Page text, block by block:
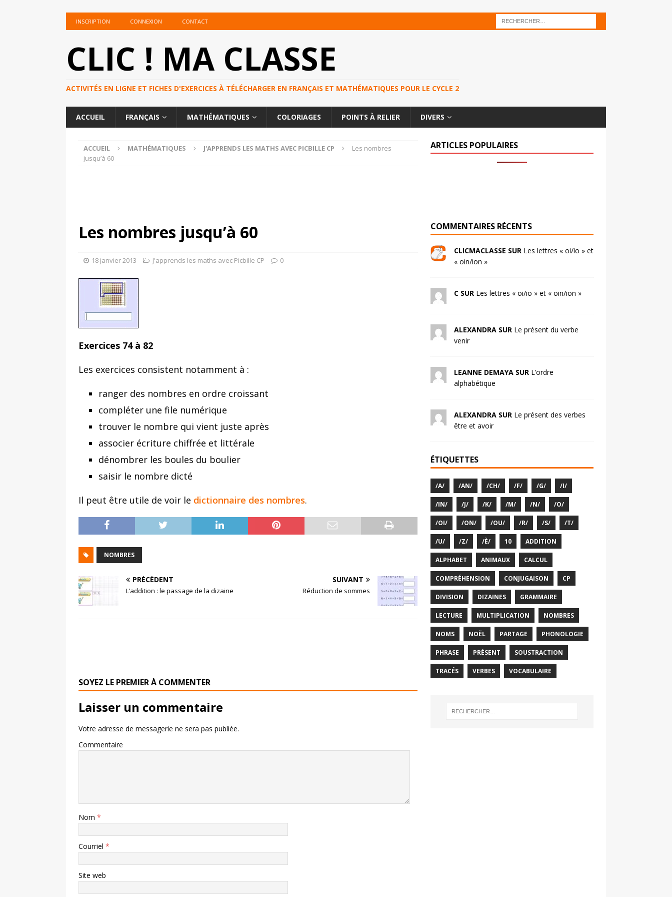
INSCRIPTION CONNEXION CONTACT
CLIC ! MA CLASSE
ACTIVITÉS EN LIGNE ET FICHES D'EXERCICES À TÉLÉCHARGER EN FRANÇAIS ET MATHÉMATIQUES POUR LE CYCLE 2
ACCUEIL FRANÇAIS MATHÉMATIQUES COLORIAGES POINTS À RELIER DIVERS
ACCUEIL MATHÉMATIQUES J'APPRENDS LES MATHS AVEC PICBILLE CP
Les nombres
jusqu’à 60
Les nombres jusqu’à 60
18 janvier 2013 J'apprends les maths avec Picbille CP 0
Exercices 74 à 82
Les exercices consistent notamment à :
ranger des nombres en ordre croissant
compléter une file numérique
trouver le nombre qui vient juste après
associer écriture chiffrée et littérale
dénombrer les boules du boulier
saisir le nombre dicté
Il peut être utile de voir le dictionnaire des nombres.
NOMBRES
PRÉCÉDENT
L’addition : le passage de la dizaine
SUIVANT
Réduction de sommes
SOYEZ LE PREMIER À COMMENTER
Laisser un commentaire
Votre adresse de messagerie ne sera pas publiée.
Commentaire
Nom *
Courriel *
Site web
ARTICLES POPULAIRES
COMMENTAIRES RÉCENTS
CLICMACLASSE SUR Les lettres « oi/io » et
« oin/ion »
C SUR Les lettres « oi/io » et « oin/ion »
ALEXANDRA SUR Le présent du verbe
venir
LEANNE DEMAYA SUR L’ordre
alphabétique
ALEXANDRA SUR Le présent des verbes
être et avoir
ÉTIQUETTES
/A/ /AN/ /CH/ /F/ /G/ /I/
/IN/ /J/ /K/ /M/ /N/ /O/
/OI/ /ON/ /OU/ /R/ /S/ /T/
/U/ /Z/ /È/ 10 ADDITION
ALPHABET ANIMAUX CALCUL
COMPRÉHENSION CONJUGAISON CP
DIVISION DIZAINES GRAMMAIRE
LECTURE MULTIPLICATION NOMBRES
NOMS NOËL PARTAGE PHONOLOGIE
PHRASE PRÉSENT SOUSTRACTION
TRACÉS VERBES VOCABULAIRE